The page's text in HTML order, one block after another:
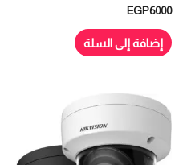
تم
التقييم
من
5
EGP6000
إضافة إلى السلة